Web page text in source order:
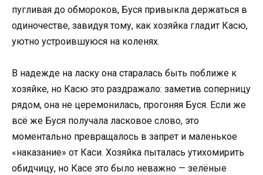
пугливая до обмороков, Буся привыкла держаться в
одиночестве, завидуя тому, как хозяйка гладит Касю,
уютно устроившуюся на коленях.
В надежде на ласку она старалась быть поближе к
хозяйке, но Касю это раздражало: заметив соперницу
рядом, она не церемонилась, прогоняя Буся. Если же
всё же Буся получала ласковое слово, это
моментально превращалось в запрет и маленькое
«наказание» от Каси. Хозяйка пыталась утихомирить
обидчицу, но Касе это было неважно — зелёные